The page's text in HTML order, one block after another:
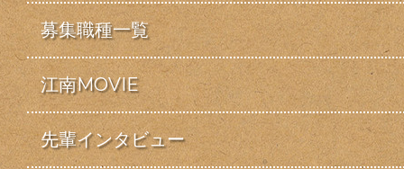
募集職種一覧
江南MOVIE
先輩インタビュー